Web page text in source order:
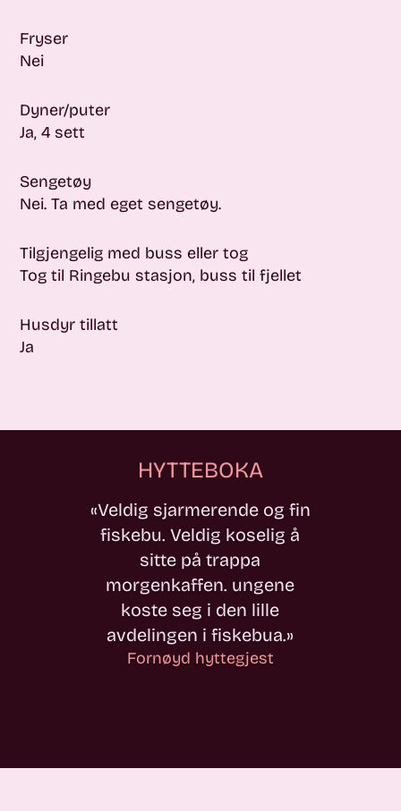
Fryser
Nei
Dyner/puter
Ja, 4 sett
Sengetøy
Nei. Ta med eget sengetøy.
Tilgjengelig med buss eller tog
Tog til Ringebu stasjon, buss til fjellet
Husdyr tillatt
Ja
HYTTEBOKA
«Veldig sjarmerende og fin
fiskebu. Veldig koselig å
sitte på trappa
morgenkaffen. ungene
koste seg i den lille
avdelingen i fiskebua.»
Fornøyd hyttegjest